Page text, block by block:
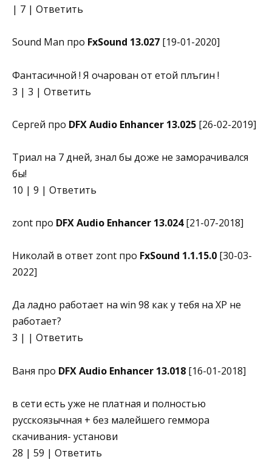
| 7 | Ответить
Sound Man про FxSound 13.027 [19-01-2020]
Фантасичной ! Я очарован от етой плъгин !
3 | 3 | Ответить
Сергей про DFX Audio Enhancer 13.025 [26-02-2019]
Триал на 7 дней, знал бы доже не заморачивался
бы!
10 | 9 | Ответить
zont про DFX Audio Enhancer 13.024[21-07-2018]
Николай в ответ zont про FxSound 1.1.15.0 [30-03-
2022]
Да ладно работает на win 98 как у тебя на XP не
работает?
3 | | Ответить
Ваня про DFX Audio Enhancer 13.018 [16-01-2018]
в сети есть уже не платная и полностью
русcкоязычная + без малейшего геммора
скачивания- установи
28 | 59 | Ответить